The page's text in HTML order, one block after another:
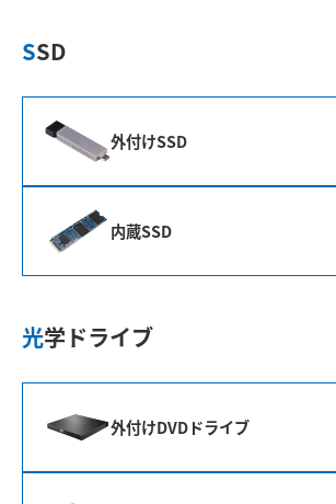
SSD
外付けSSD
内蔵SSD
光学ドライブ
外付けDVDドライブ